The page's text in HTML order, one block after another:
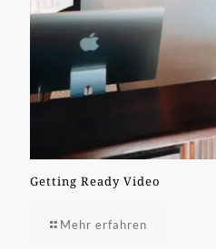
Getting Ready Video
Mehr erfahren